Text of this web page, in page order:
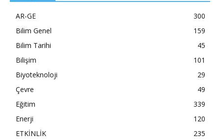
AR-GE
300
Bilim Genel
159
Bilim Tarihi
45
Bilişim
101
Biyoteknoloji
29
Çevre
49
Eğitim
339
Enerji
120
ETKİNLİK
235